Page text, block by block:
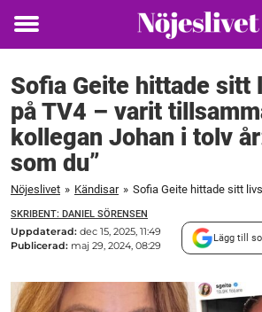
Toggle
Sofia Geite hittade sitt
på TV4 – varit
kollegan Johan i tolv
som du”
Nöjeslivet » Kändisar »
SKRIBENT: DANIEL SÖRENSEN
Uppdaterad: dec 15, 2025, 11:49
Publicerad: maj 29, 2024, 08:29
Lägg till